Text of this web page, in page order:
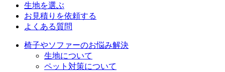
生地を選ぶ
お見積りを依頼する
よくある質問
椅子やソファーのお悩み解決
生地について
ペット対策について